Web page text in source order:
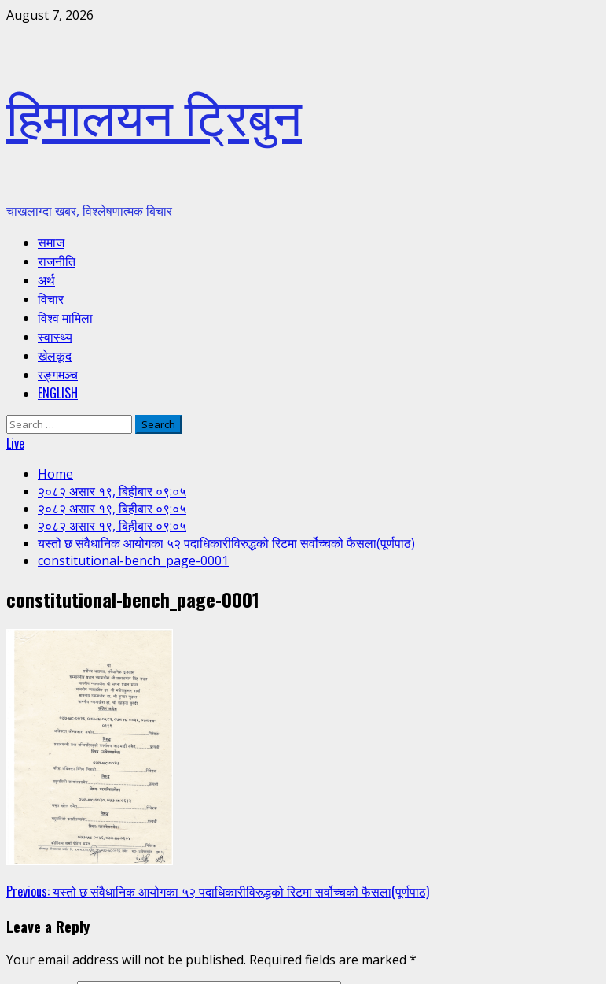
Skip
August 7, 2026
हिमालयन ट्रिबुन
चाखलाग्दा खबर, विश्लेषणात्मक बिचार
Primary
Menu
समाज
राजनीति
अर्थ
विचार
विश्व मामिला
स्वास्थ्य
खेलकूद
रङ्गमञ्च
ENGLISH
Search
for:
Live
Home
२०८२ असार १९, बिहीबार ०९:०५
२०८२ असार १९, बिहीबार ०९:०५
२०८२ असार १९, बिहीबार ०९:०५
यस्तो छ संवैधानिक आयोगका ५२ पदाधिकारीविरुद्धको रिटमा सर्वोच्चको फैसला(पूर्णपाठ)
constitutional-bench_page-0001
constitutional-bench_page-0001
Continue
Reading
Previous:यस्तो छ संवैधानिक आयोगका ५२ पदाधिकारीविरुद्धको रिटमा सर्वोच्चको फैसला(पूर्णपाठ)
Leave a Reply
Your email address will not be published. Required fields are marked *